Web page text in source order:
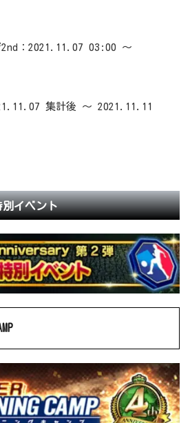
2nd：2021.11.07 03:00 ～
集計後 ～ 2021.11.11
イベント